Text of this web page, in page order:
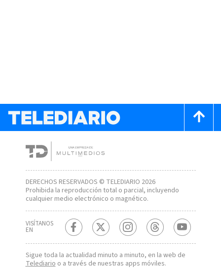
DERECHOS RESERVADOS © TELEDIARIO 2026
Prohibida la reproducción total o parcial, incluyendo
cualquier medio electrónico o magnético.
VISÍTANOS
EN
Sigue toda la actualidad minuto a minuto, en la web de
Telediario o a través de nuestras apps móviles.